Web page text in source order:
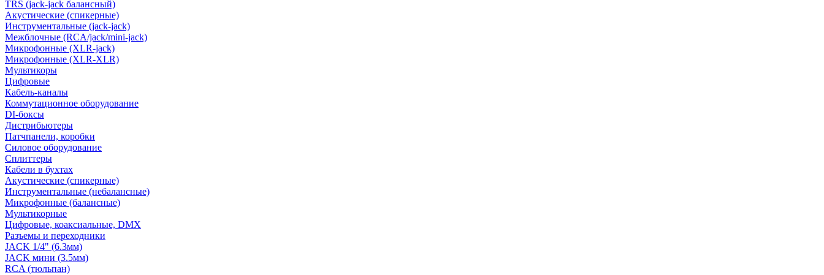
TRS (jack-jack балансный)
Акустические (спикерные)
Инструментальные (jack-jack)
Межблочные (RCA/jack/mini-jack)
Микрофонные (XLR-jack)
Микрофонные (XLR-XLR)
Мультикоры
Цифровые
Кабель-каналы
Коммутационное оборудование
DI-боксы
Дистрибьютеры
Патчпанели, коробки
Силовое оборудование
Сплиттеры
Кабели в бухтах
Акустические (спикерные)
Инструментальные (небалансные)
Микрофонные (балансные)
Мультикорные
Цифровые, коаксиальные, DMX
Разъемы и переходники
JACK 1/4" (6.3мм)
JACK мини (3.5мм)
RCA (тюльпан)